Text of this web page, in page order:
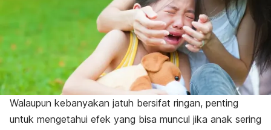
Walaupun kebanyakan jatuh bersifat ringan, penting
untuk mengetahui efek yang bisa muncul jika anak sering